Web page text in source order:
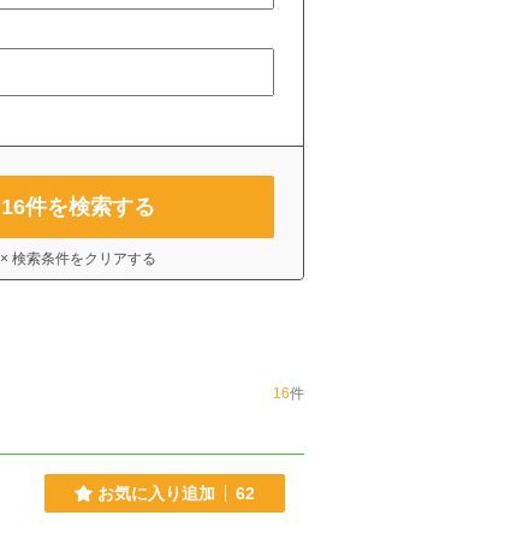
16件を検索する
× 検索条件をクリアする
16件
お気に入り追加 62